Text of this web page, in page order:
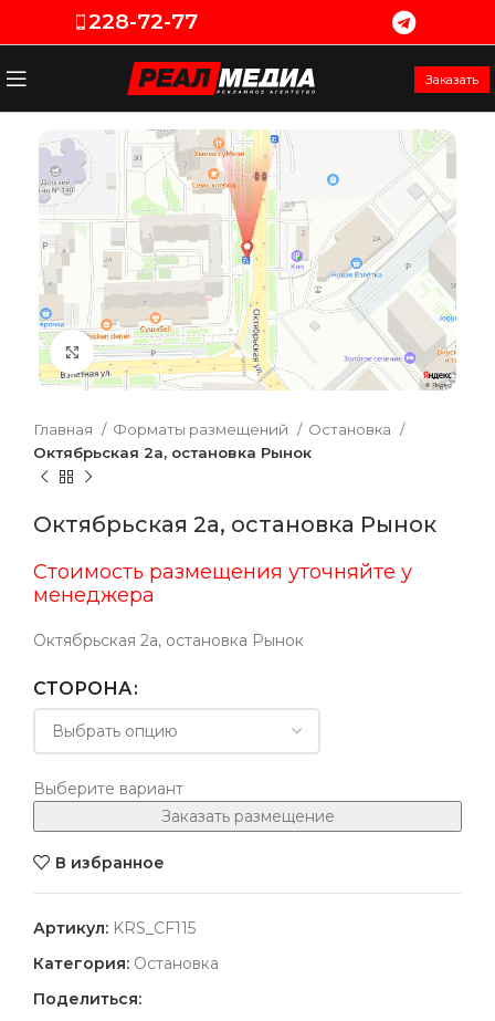
228-72-77
Заказать
Увеличить
Главная Форматы размещений
Остановка
Октябрьская 2а, остановка Рынок
Октябрьская 2а, остановка Рынок
Стоимость размещения уточняйте у
менеджера
Октябрьская 2а, остановка Рынок
СТОРОНА
Выберите вариант
Заказать размещение
В избранное
Артикул: KRS_CF115
Категория: Остановка
Поделиться: